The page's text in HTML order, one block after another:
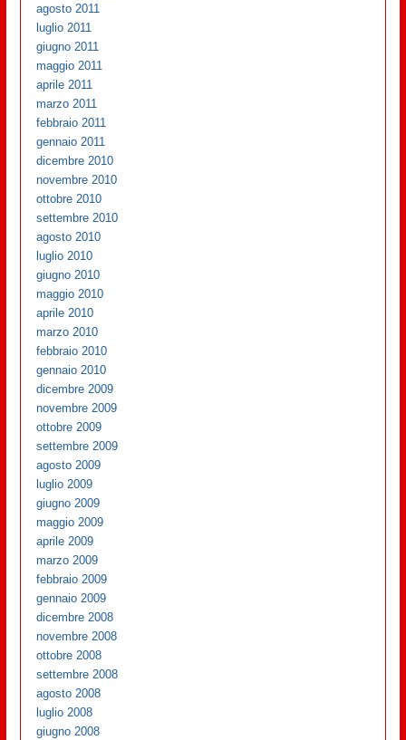
agosto 2011
luglio 2011
giugno 2011
maggio 2011
aprile 2011
marzo 2011
febbraio 2011
gennaio 2011
dicembre 2010
novembre 2010
ottobre 2010
settembre 2010
agosto 2010
luglio 2010
giugno 2010
maggio 2010
aprile 2010
marzo 2010
febbraio 2010
gennaio 2010
dicembre 2009
novembre 2009
ottobre 2009
settembre 2009
agosto 2009
luglio 2009
giugno 2009
maggio 2009
aprile 2009
marzo 2009
febbraio 2009
gennaio 2009
dicembre 2008
novembre 2008
ottobre 2008
settembre 2008
agosto 2008
luglio 2008
giugno 2008